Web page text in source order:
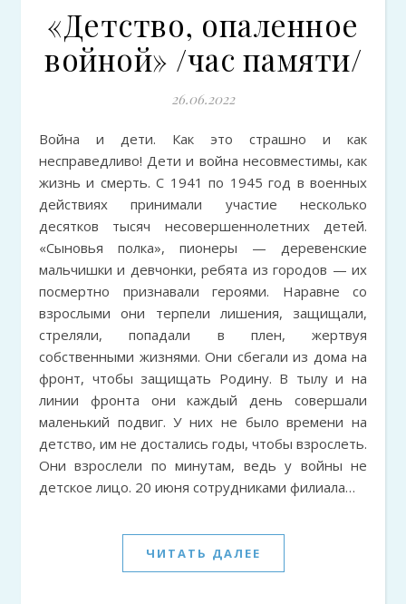
«Детство, опаленное
войной» /час памяти/
26.06.2022
Война и дети. Как это страшно и как
несправедливо! Дети и война несовместимы, как
жизнь и смерть. С 1941 по 1945 год в военных
действиях принимали участие несколько
десятков тысяч несовершеннолетних детей.
«Сыновья полка», пионеры — деревенские
мальчишки и девчонки, ребята из городов — их
посмертно признавали героями. Наравне со
взрослыми они терпели лишения, защищали,
стреляли, попадали в плен, жертвуя
собственными жизнями. Они сбегали из дома на
фронт, чтобы защищать Родину. В тылу и на
линии фронта они каждый день совершали
маленький подвиг. У них не было времени на
детство, им не достались годы, чтобы взрослеть.
Они взрослели по минутам, ведь у войны не
детское лицо. 20 июня сотрудниками филиала…
ЧИТАТЬ ДАЛЕЕ